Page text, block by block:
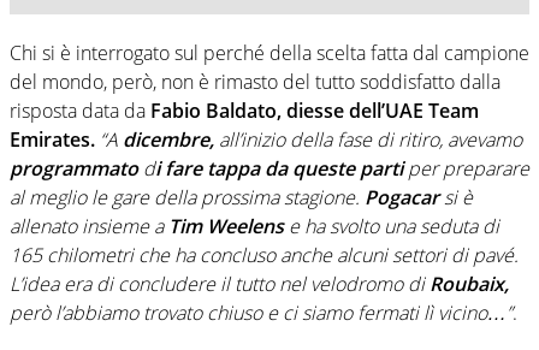
Chi si è interrogato sul perché della scelta fatta dal campione
del mondo, però, non è rimasto del tutto soddisfatto dalla
risposta data da Fabio Baldato,diesse dell’UAE Team
Emirates. “A dicembre, all’inizio della fase di ritiro, avevamo
programmatodi fare tappa da queste partiper preparare
al meglio le gare della prossima stagione. Pogacarsi è
allenato insieme a Tim Weelense ha svolto una seduta di
165 chilometri che ha concluso anche alcuni settori di pavé.
L’idea era di concludere il tutto nel velodromo diRoubaix,
però l’abbiamo trovato chiuso e ci siamo fermati lì vicino…”.